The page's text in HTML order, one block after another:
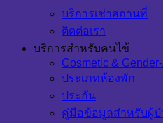
บริการเช่าสถานที่
ติดต่อเรา
บริการสำหรับคนไข้
Cosmetic &
ประเภทห้องพัก
ประกัน
คู่มือข้อมูลสำหรับผู้ป่